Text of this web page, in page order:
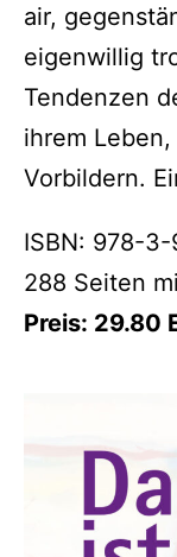
air,
eigenwillig
Tendenzen
ihrem
Vor­bildern.
ISBN: 978-
288 Seiten
Preis: 29.80